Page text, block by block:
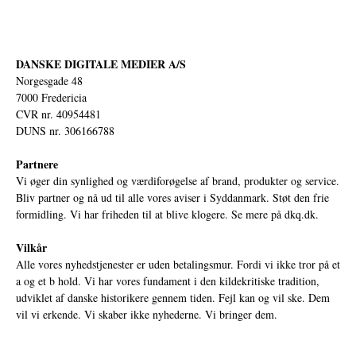
DANSKE DIGITALE MEDIER A/S
Norgesgade 48
7000 Fredericia
CVR nr. 40954481
DUNS nr. 306166788
Partnere
Vi øger din synlighed og værdiforøgelse af brand, produkter og service.
Bliv partner og nå ud til alle vores aviser i Syddanmark. Støt den frie
formidling. Vi har friheden til at blive klogere. Se mere på dkq.dk.
Vilkår
Alle vores nyhedstjenester er uden betalingsmur. Fordi vi ikke tror på et
a og et b hold. Vi har vores fundament i den kildekritiske tradition,
udviklet af danske historikere gennem tiden. Fejl kan og vil ske. Dem
vil vi erkende. Vi skaber ikke nyhederne. Vi bringer dem.